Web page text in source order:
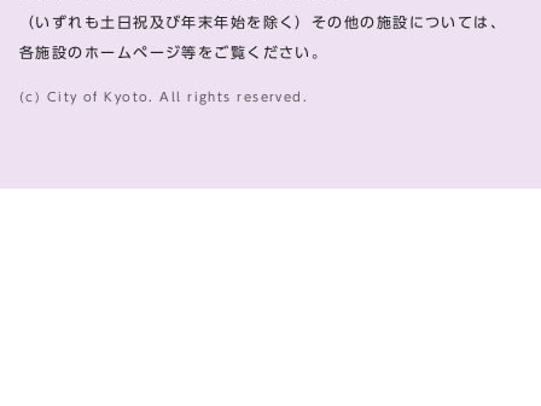
（いずれも土日祝及び年末年始を除く）その他の施設については、
各施設のホームページ等をご覧ください。
(c) City of Kyoto. All rights reserved.